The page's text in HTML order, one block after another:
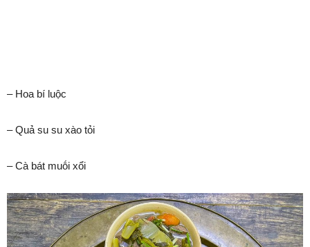
– Hoa bí luộc
– Quả su su xào tỏi
– Cà bát muṓi xổi